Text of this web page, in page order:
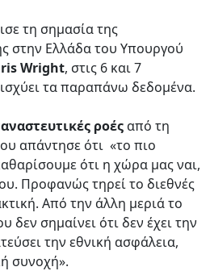
τη σημασία της
στην Ελλάδα του Υπουργού
Wright, στις 6 και 7
τα παραπάνω δεδομένα.
ροέςαπό τη
απάντησε ότι «το πιο
ότι η χώρα μας ναι,
Προφανώς τηρεί το διεθνές
Από την άλλη μεριά το
δεν σημαίνει ότι δεν έχει την
την εθνική ασφάλεια,
συνοχή».